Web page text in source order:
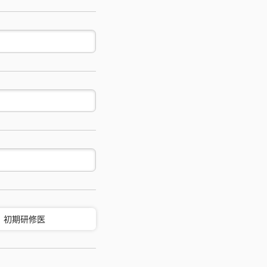
初期研修医